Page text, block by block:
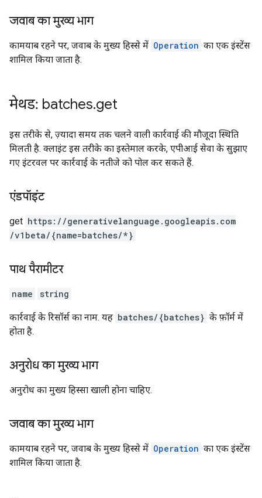
जवाब का मुख्य भाग
कामयाब रहने पर, जवाब के मुख्य हिस्से में Operation का एक इंस्टेंस
शामिल किया जाता है.
मेथड: batches.get
इस तरीके से, ज़्यादा समय तक चलने वाली कार्रवाई की मौजूदा स्थिति
मिलती है. क्लाइंट इस तरीके का इस्तेमाल करके, एपीआई सेवा के सुझाए
गए इंटरवल पर कार्रवाई के नतीजे को पोल कर सकते हैं.
एंडपॉइंट
get https: / /generativelanguage.googleapis.com
/v1beta/{name=batches/*}
पाथ पैरामीटर
name string
कार्रवाई के रिसॉर्स का नाम. यह batches/{batches} के फ़ॉर्म में
होता है.
अनुरोध का मुख्य भाग
अनुरोध का मुख्य हिस्सा खाली होना चाहिए.
जवाब का मुख्य भाग
कामयाब रहने पर, जवाब के मुख्य हिस्से में Operation का एक इंस्टेंस
शामिल किया जाता है.